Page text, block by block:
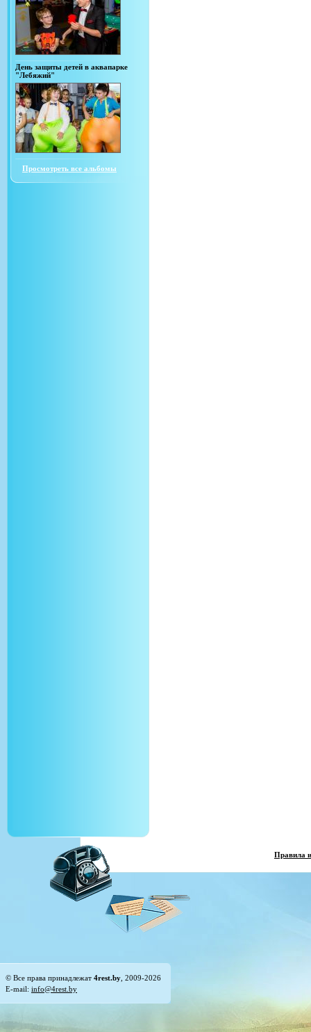
День защиты детей в аквапарке
"Лебяжий"
Просмотреть все альбомы
Правила
© Все права принадлежат 4rest.by , 2009-2026
E-mail: info@4rest.by